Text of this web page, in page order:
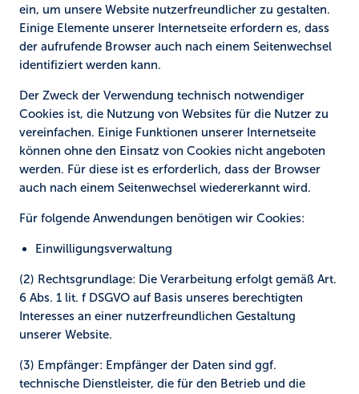
ein, um unsere Website nutzerfreundlicher zu gestalten.
Einige Elemente unserer Internetseite erfordern es, dass
der aufrufende Browser auch nach einem Seitenwechsel
identifiziert werden kann.
Der Zweck der Verwendung technisch notwendiger
Cookies ist, die Nutzung von Websites für die Nutzer zu
vereinfachen. Einige Funktionen unserer Internetseite
können ohne den Einsatz von Cookies nicht angeboten
werden. Für diese ist es erforderlich, dass der Browser
auch nach einem Seitenwechsel wiedererkannt wird.
Für folgende Anwendungen benötigen wir Cookies:
Einwilligungsverwaltung
(2) Rechtsgrundlage: Die Verarbeitung erfolgt gemäß Art.
6 Abs. 1 lit. f DSGVO auf Basis unseres berechtigten
Interesses an einer nutzerfreundlichen Gestaltung
unserer Website.
(3) Empfänger: Empfänger der Daten sind ggf.
technische Dienstleister, die für den Betrieb und die